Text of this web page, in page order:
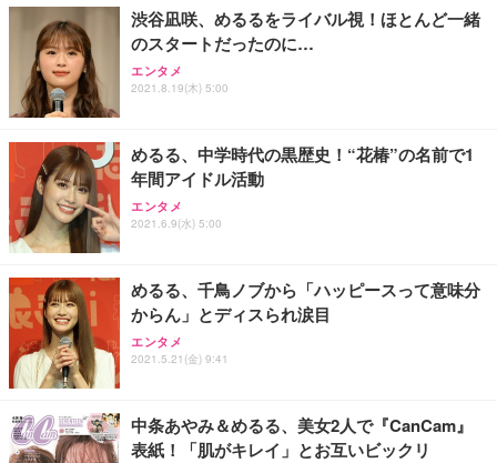
渋谷凪咲、めるるをライバル視！ほとんど一緒
のスタートだったのに…
エンタメ
2021.8.19(木) 5:00
めるる、中学時代の黒歴史！“花椿”の名前で1
年間アイドル活動
エンタメ
2021.6.9(水) 5:00
めるる、千鳥ノブから「ハッピースって意味分
からん」とディスられ涙目
エンタメ
2021.5.21(金) 9:41
中条あやみ＆めるる、美女2人で『CanCam』
表紙！「肌がキレイ」とお互いビックリ